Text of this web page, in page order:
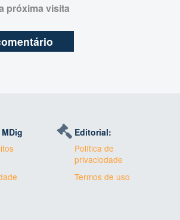
próxima visita
Editorial:
Política de
privaciodade
Termos de uso